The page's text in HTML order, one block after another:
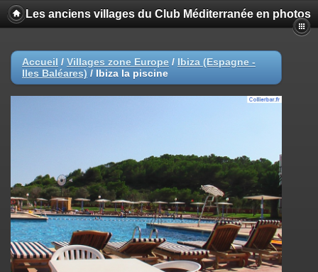
Les anciens villages du Club Méditerranée en photos
Accueil / Villages zone Europe / Ibiza (Espagne -
Iles Baléares) / Ibiza la piscine